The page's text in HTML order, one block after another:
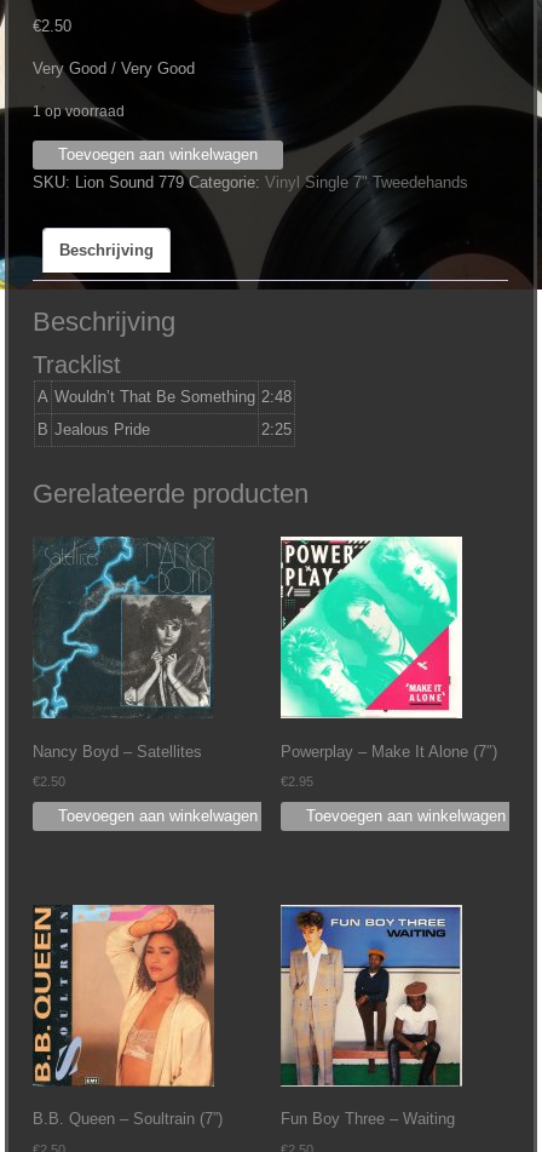
€2.50
Very Good / Very Good
1 op voorraad
Much
Wouldn't
That
Be
Something
Toevoegen aan winkelwagen
SKU: Lion Sound 779 Categorie:Vinyl Single 7" Tweedehands
Beschrijving
Beschrijving
Tracklist
A Wouldn’t That Be Something 2:48
B Jealous Pride 2:25
Gerelateerde producten
Nancy Boyd ‎– Satellites
€2.50
Toevoegen aan winkelwagen
Powerplay – Make It Alone (7″)
€2.95
Toevoegen aan winkelwagen
B.B. Queen ‎– Soultrain (7”) Fun Boy Three ‎– Waiting